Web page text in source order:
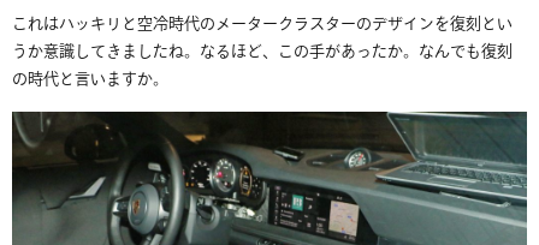
これはハッキリと空冷時代のメータークラスターのデザインを復刻とい
うか意識してきましたね。なるほど、この手があったか。なんでも復刻
の時代と言いますか。